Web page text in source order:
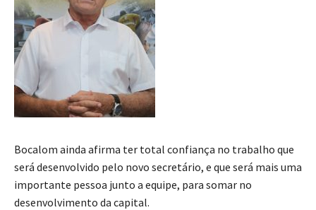
Bocalom ainda afirma ter total confiança no trabalho que
será desenvolvido pelo novo secretário, e que será mais uma
importante pessoa junto a equipe, para somar no
desenvolvimento da capital.